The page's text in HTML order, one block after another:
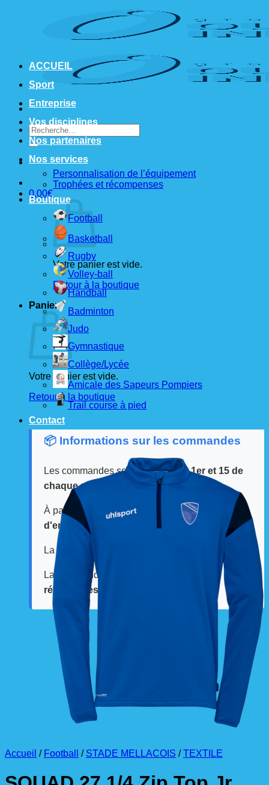
Recherche
pour :
0,00€
Votre panier est vide.
Retour à la boutique
Panier
Votre panier est vide.
Retour à la boutique
📦 Informations sur les commandes
Les commandes sont passéesles 1er et 15 de
chaque mois
auprès de nos fournisseurs.
À partir de ces dates, le
délai de livraison est
d'environ 3 semaines
La livraison est effectuée directement au club
La commande est à récupérer auprès du
référent des équipements du club
ACCUEIL
Sport
Entreprise
Vos disciplines
Nos partenaires
Nos services
Personnalisation de l’équipement
Trophées et récompenses
Boutique
Football
Basketball
Rugby
Volley-ball
Handball
Badminton
Judo
Gymnastique
Collège/Lycée
Amicale des Sapeurs Pompiers
Trail course à pied
Contact
Accueil / Football / STADE MELLACOIS / TEXTILE